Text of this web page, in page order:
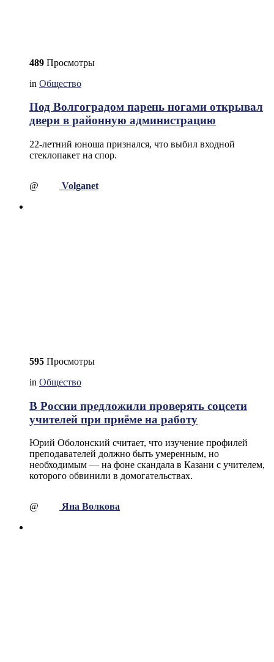
489 Просмотры
in Общество
Под Волгоградом парень ногами открывал
двери в районную администрацию
22-летний юноша признался, что выбил входной
стеклопакет на спор.
@ Volganet
595 Просмотры
in Общество
В России предложили проверять соцсети
учителей при приёме на работу
Юрий Оболонский считает, что изучение профилей
преподавателей должно быть умеренным, но
необходимым — на фоне скандала в Казани с учителем,
которого обвинили в домогательствах.
@ Яна Волкова